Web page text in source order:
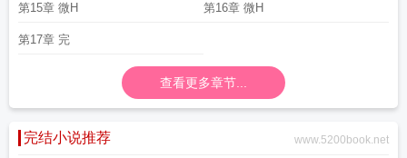
第15章 微H 第16章 微H
第17章 完
查看更多章节...
完结小说推荐 www.5200book.net